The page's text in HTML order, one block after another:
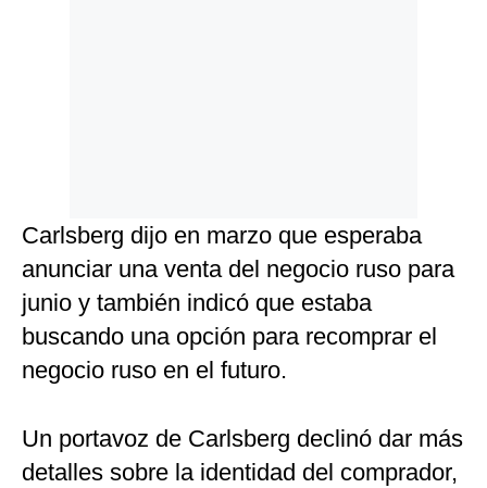
Carlsberg dijo en marzo que esperaba
anunciar una venta del negocio ruso para
junio y también indicó que estaba
buscando una opción para recomprar el
negocio ruso en el futuro.
Un portavoz de Carlsberg declinó dar más
detalles sobre la identidad del comprador,